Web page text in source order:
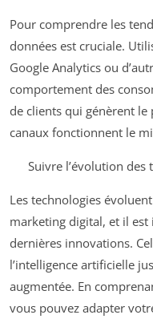
Pour comprendre les
données est cruciale.
Google Analytics ou
comportement des
de clients qui génèrent
canaux fonctionnent le
Suivre l’évolution des
Les technologies
marketing digital, et il
dernières innovations.
l’intelligence artificielle
augmentée. En
vous pouvez adapter